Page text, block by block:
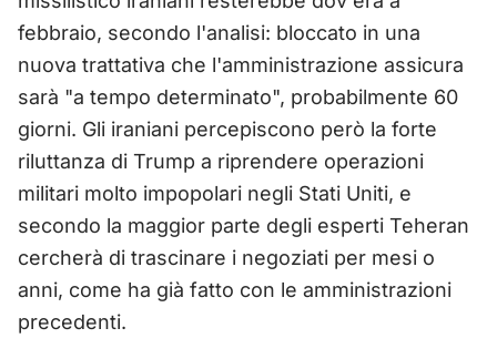
febbraio, secondo l'analisi: bloccato in una
nuova trattativa che l'amministrazione assicura
sarà "a tempo determinato", probabilmente 60
giorni. Gli iraniani percepiscono però la forte
riluttanza di Trump a riprendere operazioni
militari molto impopolari negli Stati Uniti, e
secondo la maggior parte degli esperti Teheran
cercherà di trascinare i negoziati per mesi o
anni, come ha già fatto con le amministrazioni
precedenti.